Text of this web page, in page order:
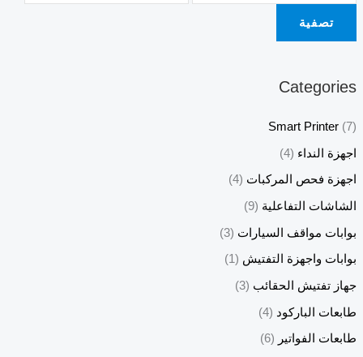
تصفية
Categories
Smart Printer (7)
اجهزة النداء (4)
اجهزة فحص المركبات (4)
الشاشات التفاعلية (9)
بوابات مواقف السيارات (3)
بوابات واجهزة التفتيش (1)
جهاز تفتيش الحقائب (3)
طابعات الباركود (4)
طابعات الفواتير (6)